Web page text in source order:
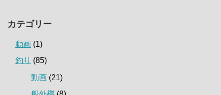
カテゴリー
動画 (1)
釣り (85)
動画 (21)